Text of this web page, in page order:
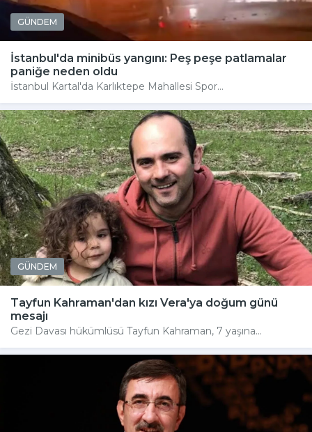
GÜNDEM
İstanbul'da minibüs yangını: Peş peşe patlamalar
paniğe neden oldu
İstanbul Kartal'da Karlıktepe Mahallesi Spor...
GÜNDEM
Tayfun Kahraman'dan kızı Vera'ya doğum günü
mesajı
Gezi Davası hükümlüsü Tayfun Kahraman, 7 yaşına...